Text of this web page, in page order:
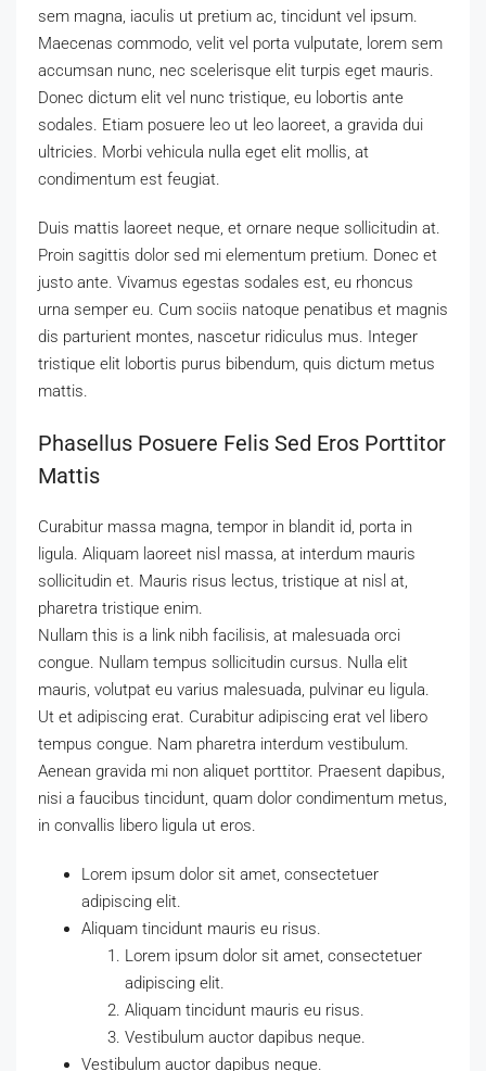
sem magna, iaculis ut pretium ac, tincidunt vel ipsum.
Maecenas commodo, velit vel porta vulputate, lorem sem
accumsan nunc, nec scelerisque elit turpis eget mauris.
Donec dictum elit vel nunc tristique, eu lobortis ante
sodales. Etiam posuere leo ut leo laoreet, a gravida dui
ultricies. Morbi vehicula nulla eget elit mollis, at
condimentum est feugiat.
Duis mattis laoreet neque, et ornare neque sollicitudin at.
Proin sagittis dolor sed mi elementum pretium. Donec et
justo ante. Vivamus egestas sodales est, eu rhoncus
urna semper eu. Cum sociis natoque penatibus et magnis
dis parturient montes, nascetur ridiculus mus. Integer
tristique elit lobortis purus bibendum, quis dictum metus
mattis.
Phasellus Posuere Felis Sed Eros Porttitor
Mattis
Curabitur massa magna, tempor in blandit id, porta in
ligula. Aliquam laoreet nisl massa, at interdum mauris
sollicitudin et. Mauris risus lectus, tristique at nisl at,
pharetra tristique enim.
Nullam this is a link nibh facilisis, at malesuada orci
congue. Nullam tempus sollicitudin cursus. Nulla elit
mauris, volutpat eu varius malesuada, pulvinar eu ligula.
Ut et adipiscing erat. Curabitur adipiscing erat vel libero
tempus congue. Nam pharetra interdum vestibulum.
Aenean gravida mi non aliquet porttitor. Praesent dapibus,
nisi a faucibus tincidunt, quam dolor condimentum metus,
in convallis libero ligula ut eros.
Lorem ipsum dolor sit amet, consectetuer
adipiscing elit.
Aliquam tincidunt mauris eu risus.
Lorem ipsum dolor sit amet, consectetuer
adipiscing elit.
Aliquam tincidunt mauris eu risus.
Vestibulum auctor dapibus neque.
Vestibulum auctor dapibus neque.